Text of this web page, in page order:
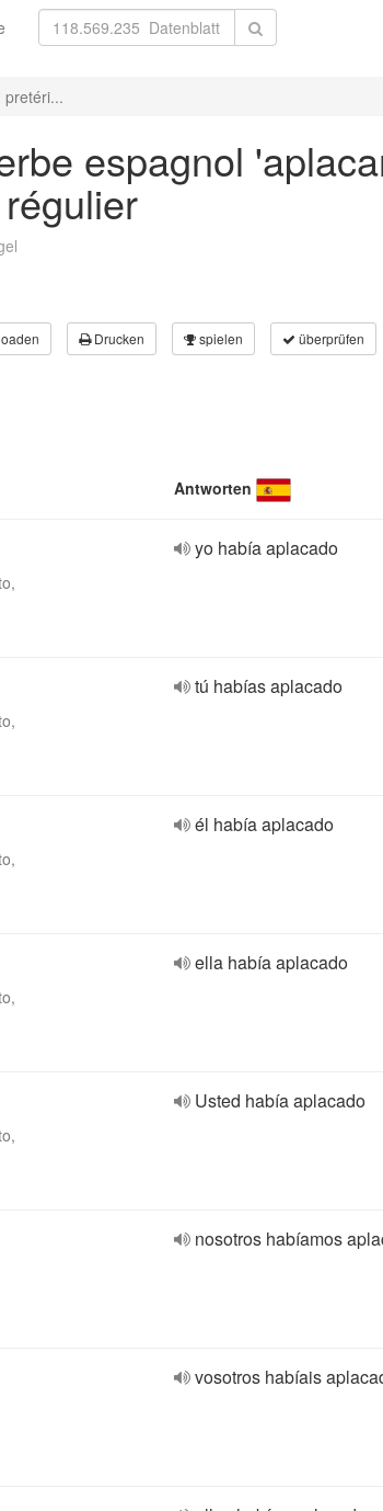
pretéri...
espagnol
Drucken spielen überprüfen
Antworten
yo había aplacado
tú habías aplacado
él había aplacado
ella había aplacado
Usted había aplacado
nosotros habíamos
vosotros habíais